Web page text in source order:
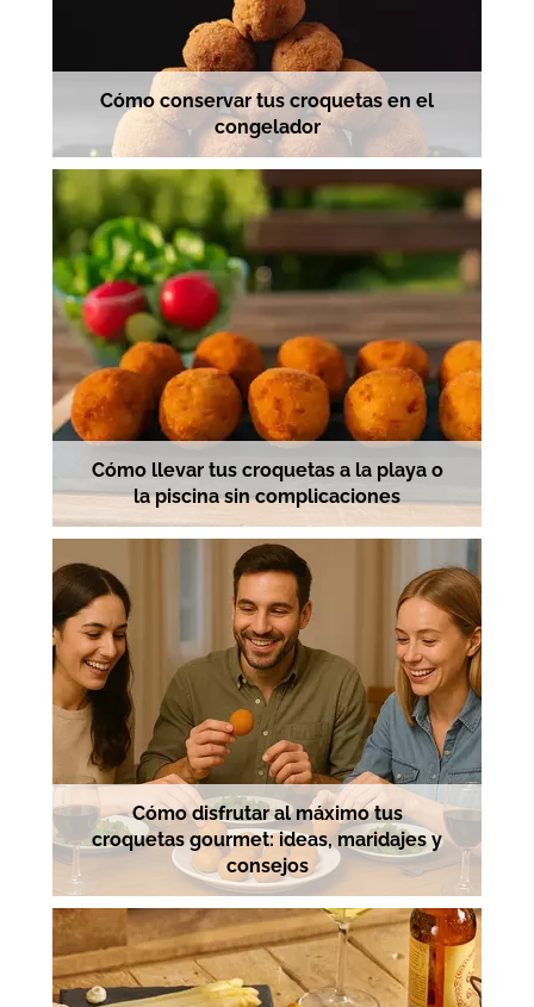
Cómo conservar tus croquetas en el
congelador
Cómo llevar tus croquetas a la playa o
la piscina sin complicaciones
Cómo disfrutar al máximo tus
croquetas gourmet: ideas, maridajes y
consejos